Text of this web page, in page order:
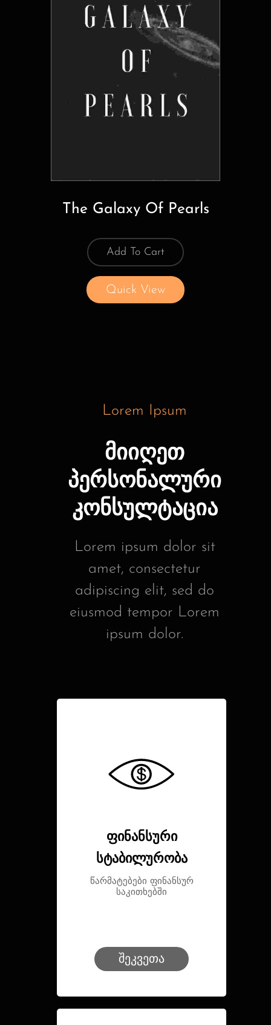
The Galaxy Of Pearls
Add To Cart
Quick View
Lorem Ipsum
მიიღეთ
პერსონალური
კონსულტაცია
Lorem ipsum dolor sit
amet, consectetur
adipiscing elit, sed do
eiusmod tempor Lorem
ipsum dolor.
ფინანსური
სტაბილურობა
წარმატებები ფინანსურ
საკითხებში
შეკვეთა